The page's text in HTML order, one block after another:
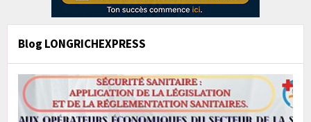
Blog LONGRICHEXPRESS